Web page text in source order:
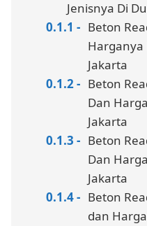
Jenisnya Di
Beton
Harganya
Jakarta
Beton
Dan
Jakarta
Beton
Dan
Jakarta
Beton
dan